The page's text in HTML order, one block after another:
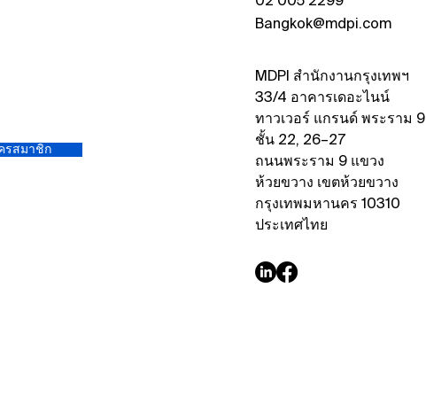
รสมาชิก
Bangkok@mdpi.com
MDPI สำนักงานกรุงเทพฯ
33/4 อาคารเดอะไนน์
ทาวเวอร์ แกรนด์ พระราม 9
ชั้น 22, 26–27
ถนนพระราม 9 แขวง
ห้วยขวาง เขตห้วยขวาง
กรุงเทพมหานคร 10310
ประเทศไทย